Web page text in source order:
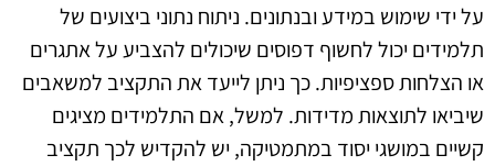
על ידי שימוש במידע ובנתונים. ניתוח נתוני ביצועים של
תלמידים יכול לחשוף דפוסים שיכולים להצביע על אתגרים
או הצלחות ספציפיות. כך ניתן לייעד את התקציב למשאבים
שיביאו לתוצאות מדידות. למשל, אם התלמידים מציגים
קשיים במושגי יסוד במתמטיקה, יש להקדיש לכך תקציב